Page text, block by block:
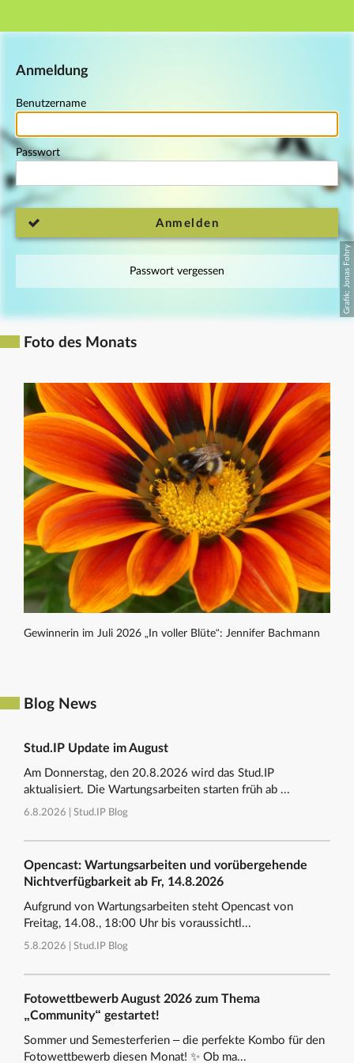
Hauptnavigation
Anmeldung
Benutzername
Passwort
Anmelden
Passwort vergessen
Foto des Monats
Gewinnerin im Juli 2026 „In voller Blüte“: Jennifer Bachmann
Blog News
Stud.IP Update im August
Am Donnerstag, den 20.8.2026 wird das Stud.IP
aktualisiert. Die Wartungsarbeiten starten früh ab ...
6.8.2026 | Stud.IP Blog
Opencast: Wartungsarbeiten und vorübergehende
Nichtverfügbarkeit ab Fr, 14.8.2026
Aufgrund von Wartungsarbeiten steht Opencast von
Freitag, 14.08., 18:00 Uhr bis voraussichtl...
5.8.2026 | Stud.IP Blog
Fotowettbewerb August 2026 zum Thema
„Community“ gestartet!
Sommer und Semesterferien – die perfekte Kombo für den
Fotowettbewerb diesen Monat! ✨ Ob ma...